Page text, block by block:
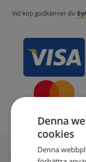
Vid köp godkänner du
Inga kopior till
Denna
cookies
Denna